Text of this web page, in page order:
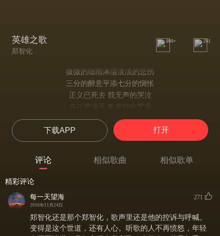
英雄之歌
郑智化
999+ 291
微微的细雨淋湿淡淡的悲伤
三分的醉意平添七分的惆怅
正义已死去 我无声的哭泣
乌云遮满天 象黑暗的咒语
为什么你看不见一个小丑的骗局
为什么你听不到大地沉重的呼吸
在权力的游戏中是谁背叛了历史
喔....
世界放弃我 人群遗忘我
还有谁会记得
下载APP 打开
评论 相似歌曲 相似歌单
精彩评论
每一天望海
2016年11月24日
271
郑智化还是那个郑智化，歌声里还是他的控诉与呼喊。
变得是这个世道，还有人心。听歌的人不再愤怒，年轻